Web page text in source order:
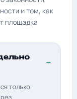
и том, как
площадка
только